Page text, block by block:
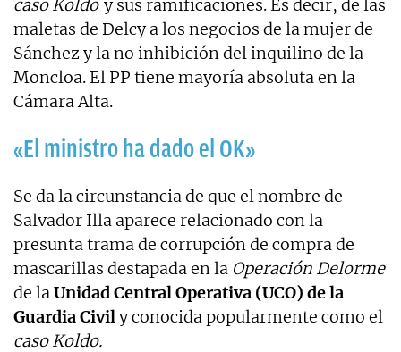
caso Koldo y sus ramificaciones. Es decir, de las
maletas de Delcy a los negocios de la mujer de
Sánchez y la no inhibición del inquilino de la
Moncloa. El PP tiene mayoría absoluta en la
Cámara Alta.
«El ministro ha dado el OK»
Se da la circunstancia de que el nombre de
Salvador Illa aparece relacionado con la
presunta trama de corrupción de compra de
mascarillas destapada en la Operación Delorme
de laUnidad Central Operativa (UCO) de la
Guardia Civily conocida popularmente como el
caso Koldo.